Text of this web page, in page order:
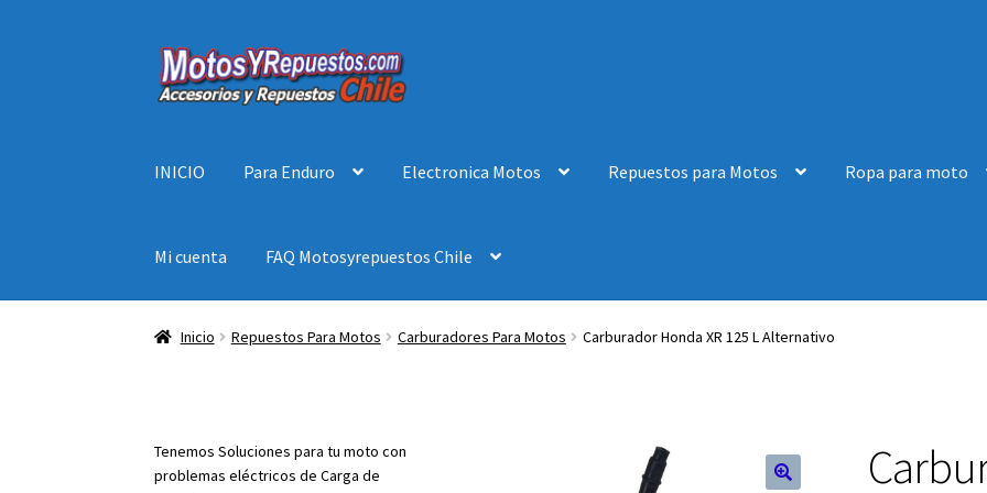
Ir
a
Ir
al
INICIO Para Enduro Electronica Motos Repuestos para Motos Ropa para moto
Mi cuenta FAQ Motosyrepuestos Chile
Inicio Repuestos Para Motos Carburadores Para Motos Carburador Honda XR 125 L Alternativo
Tenemos Soluciones para tu moto con
problemas eléctricos de Carga de